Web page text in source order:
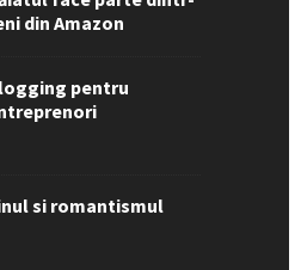
din Amazon
pentru
si romantismul